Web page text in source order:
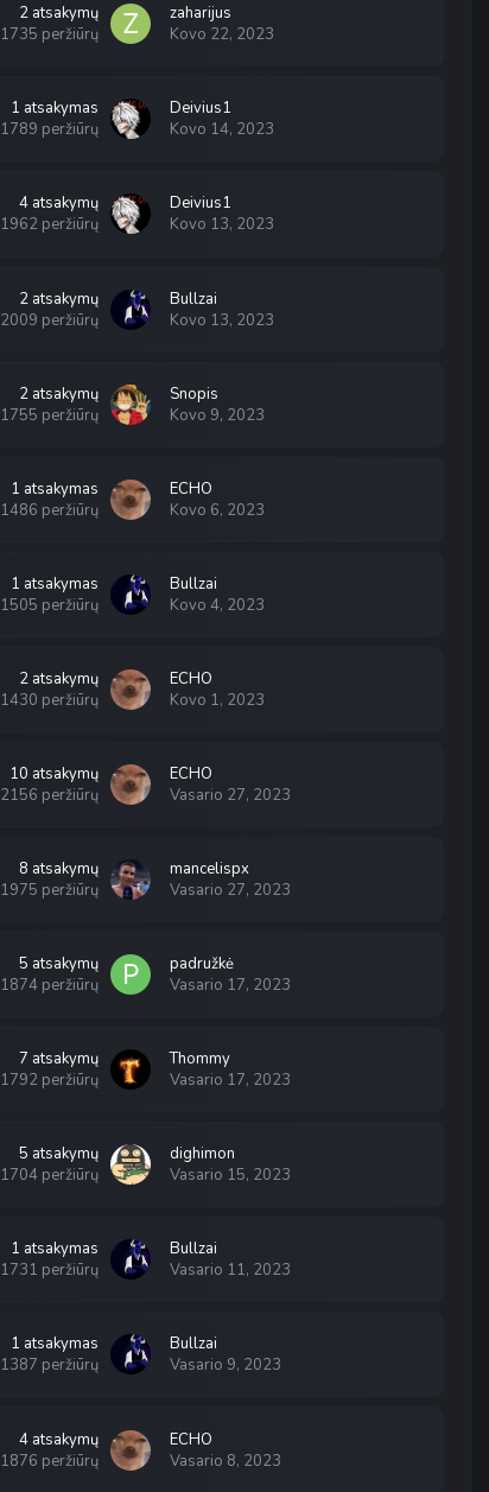
2 atsakymų
1735 peržiūrų
zaharijus
Kovo 22, 2023
1 atsakymas
1789 peržiūrų
Deivius1
Kovo 14, 2023
4 atsakymų
1962 peržiūrų
Deivius1
Kovo 13, 2023
2 atsakymų
2009 peržiūrų
Bullzai
Kovo 13, 2023
2 atsakymų
1755 peržiūrų
Snopis
Kovo 9, 2023
1 atsakymas
1486 peržiūrų
ECHO
Kovo 6, 2023
1 atsakymas
1505 peržiūrų
Bullzai
Kovo 4, 2023
2 atsakymų
1430 peržiūrų
ECHO
Kovo 1, 2023
10 atsakymų
2156 peržiūrų
ECHO
Vasario 27, 2023
8 atsakymų
1975 peržiūrų
mancelispx
Vasario 27, 2023
5 atsakymų
1874 peržiūrų
padružkė
Vasario 17, 2023
7 atsakymų
1792 peržiūrų
Thommy
Vasario 17, 2023
5 atsakymų
1704 peržiūrų
dighimon
Vasario 15, 2023
1 atsakymas
1731 peržiūrų
Bullzai
Vasario 11, 2023
1 atsakymas
1387 peržiūrų
Bullzai
Vasario 9, 2023
4 atsakymų
1876 peržiūrų
ECHO
Vasario 8, 2023